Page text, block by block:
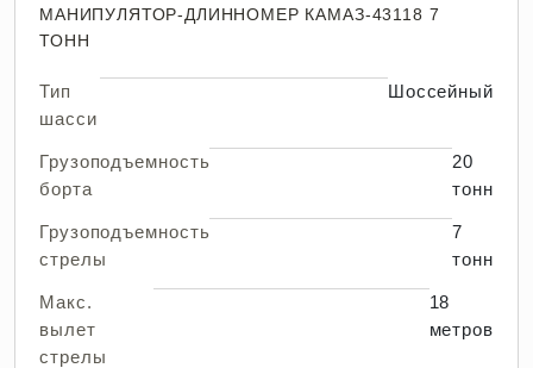
МАНИПУЛЯТОР-ДЛИННОМЕР КАМАЗ-43118 7
ТОНН
Тип
шасси
Шоссейный
Грузоподъемность
борта
20
тонн
Грузоподъемность
стрелы
7
тонн
Макс.
вылет
стрелы
18
метров